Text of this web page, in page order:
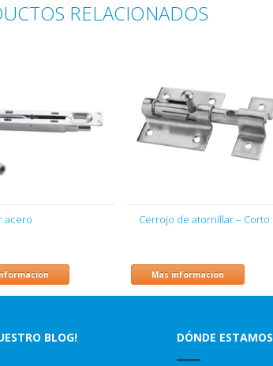
RELACIONADOS
acero Cerrojo de atornillar – Corto
Mas informacion
BLOG! DÓNDE ESTAMOS